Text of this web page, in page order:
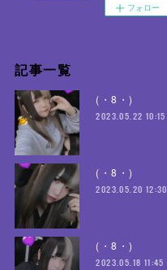
フォロー
記事一覧
(・8・)
2023.05.22 10:15
(・8・)
2023.05.20 12:30
(・8・)
2023.05.18 11:45